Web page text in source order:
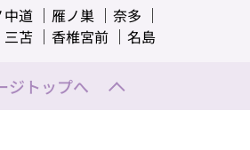
中道 雁ノ巣
奈多
三苫 香椎宮前 名島
ジトップへ